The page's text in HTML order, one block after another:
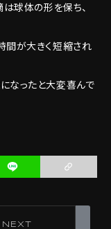
球体の形を保ち、
間が大きく短縮され
なったと大変喜んで
NEXT